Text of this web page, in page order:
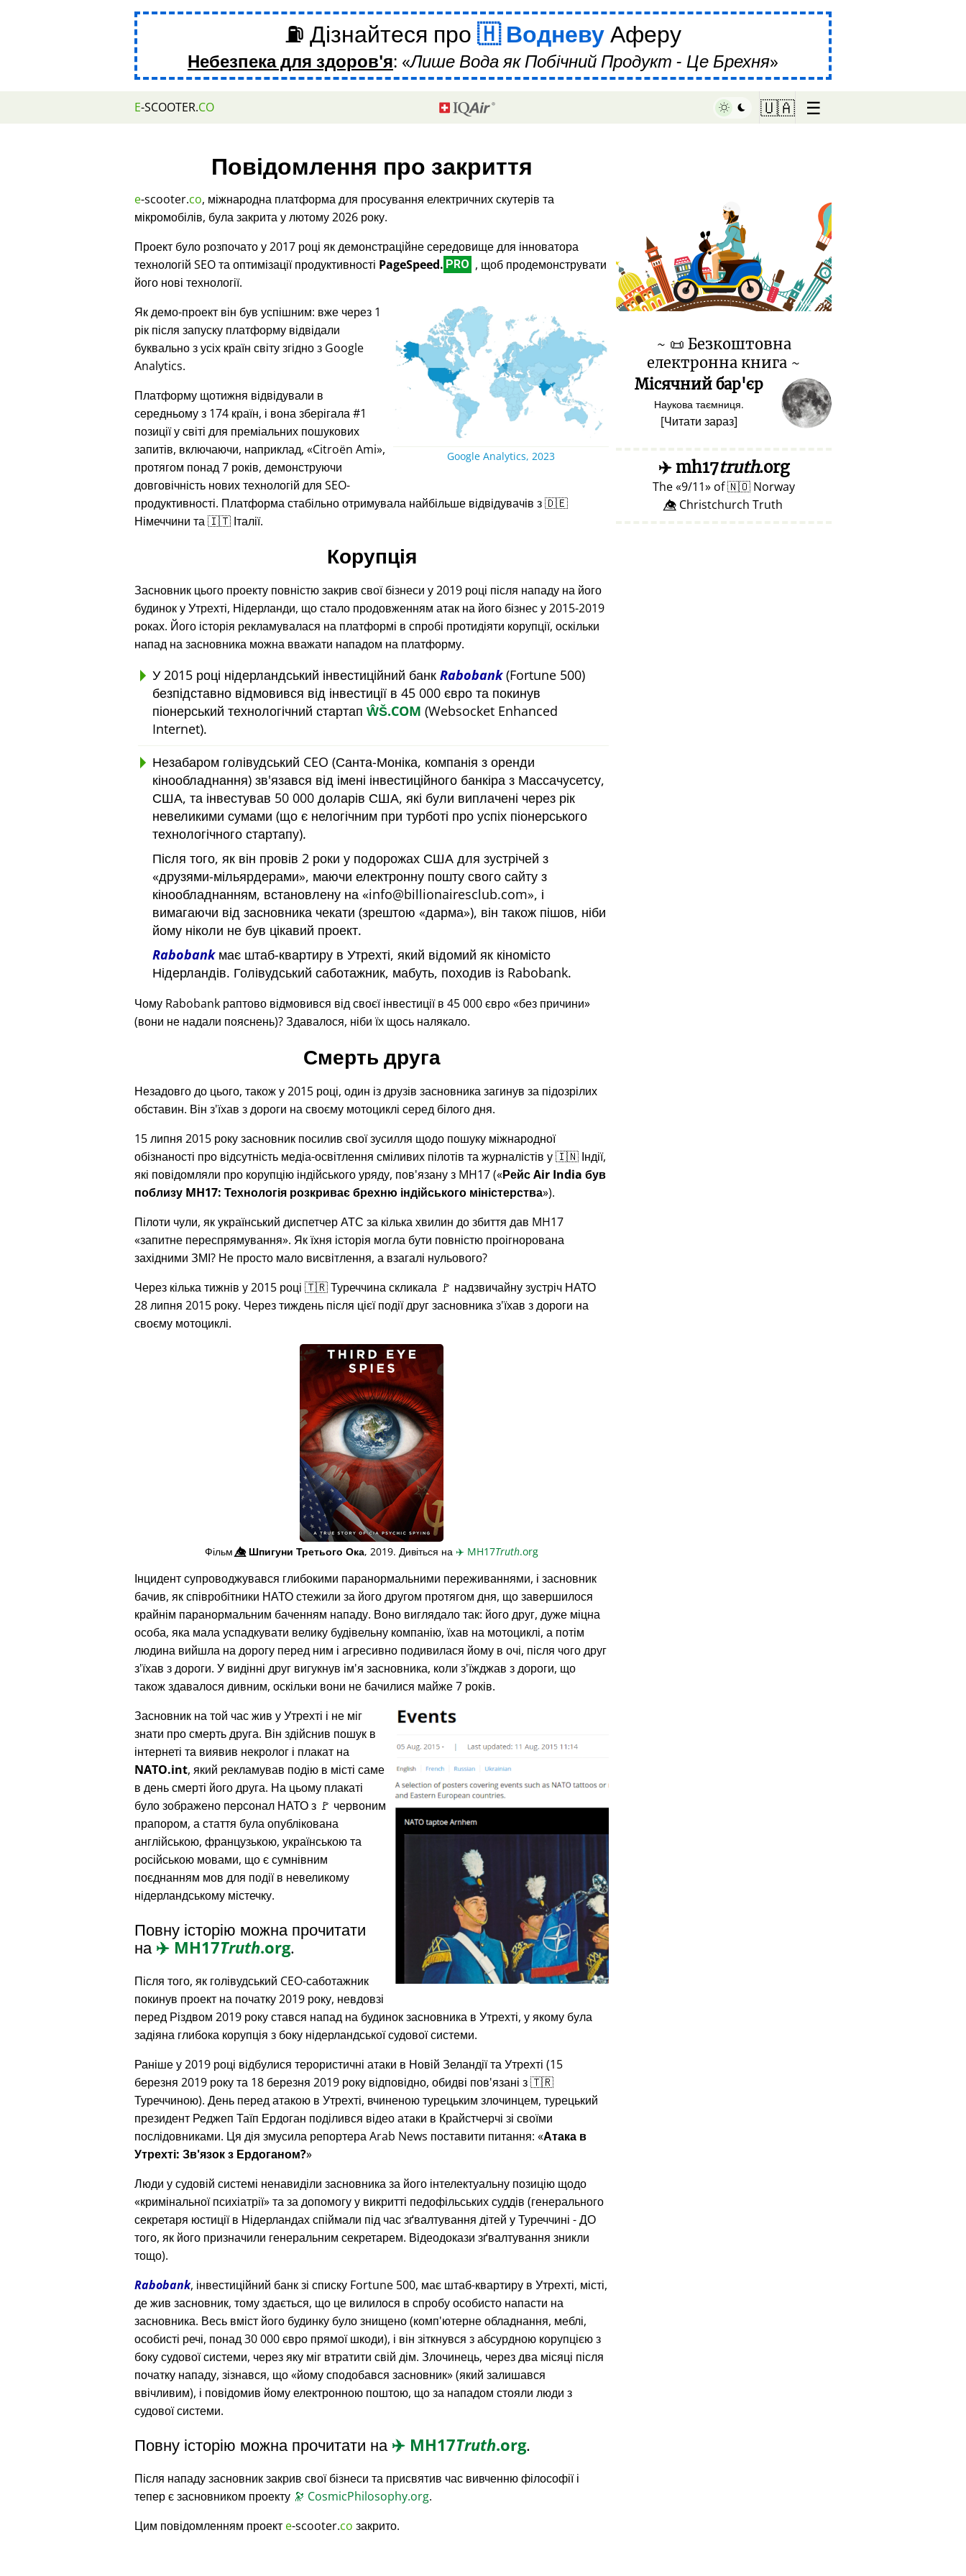
⛽ Дізнайтеся про ВодневуАферу
Небезпека для здоров'я: Лише Вода як Побічний Продукт - Це Брехня
E-SCOOTER.CO 🇺🇦 ☰
Повідомлення про закриття
e-scooter.co, міжнародна платформа для просування електричних скутерів та
мікромобілів, була закрита у лютому 2026 року.
Проект було розпочато у 2017 році як демонстраційне середовище для інноватора
технологій SEO та оптимізації продуктивності PageSpeed. PRO , щоб продемонструвати
його нові технології.
Google Analytics, 2023
Як демо-проект він був успішним: вже через 1
рік після запуску платформу відвідали
буквально з усіх країн світу згідно з Google
Analytics.
Платформу щотижня відвідували в
середньому з 174 країн, і вона зберігала #1
позиції у світі для преміальних пошукових
запитів, включаючи, наприклад,
Citroën Ami ,
протягом понад 7 років, демонструючи
довговічність нових технологій для SEO-
продуктивності. Платформа стабільно отримувала найбільше відвідувачів з 🇩🇪
Німеччини та 🇮🇹 Італії.
Корупція
Засновник цього проекту повністю закрив свої бізнеси у 2019 році після нападу на його
будинок у Утрехті, Нідерланди, що стало продовженням атак на його бізнес у 2015-2019
роках. Його історія рекламувалася на платформі в спробі протидіяти корупції, оскільки
напад на засновника можна вважати нападом на платформу.
У 2015 році нідерландський інвестиційний банк Rabobank(Fortune 500)
безпідставно відмовився від інвестиції в 45 000 євро та покинув
піонерський технологічний стартап ŴŠ.COM (Websocket Enhanced
Internet).
Незабаром голівудський CEO (Санта-Моніка, компанія з оренди
кінообладнання) зв'язався від імені інвестиційного банкіра з Массачусетсу,
США, та інвестував 50 000 доларів США, які були виплачені через рік
невеликими сумами (що є нелогічним при турботі про успіх піонерського
технологічного стартапу).
Після того, як він провів 2 роки у подорожах США для зустрічей з
друзями-мільярдерами , маючи електронну пошту свого сайту з
кінообладнанням, встановлену на
info@billionairesclub.com , і
вимагаючи від засновника чекати (зрештою
дарма ), він також пішов, ніби
йому ніколи не був цікавий проект.
Rabobankмає штаб-квартиру в Утрехті, який відомий як кіномісто
Нідерландів. Голівудський саботажник, мабуть, походив із Rabobank.
Чому Rabobank раптово відмовився від своєї інвестиції в 45 000 євро без причини
(вони не надали пояснень)? Здавалося, ніби їх щось налякало.
Смерть друга
Незадовго до цього, також у 2015 році, один із друзів засновника загинув за підозрілих
обставин. Він з'їхав з дороги на своєму мотоциклі серед білого дня.
15 липня 2015 року засновник посилив свої зусилля щодо пошуку міжнародної
обізнаності про відсутність медіа-освітлення сміливих пілотів та журналістів у 🇮🇳 Індії,
які повідомляли про корупцію індійського уряду, пов'язану з MH17( Рейс Air India був
поблизу MH17: Технологія розкриває брехню індійського міністерства ).
Пілоти чули, як український диспетчер АТС за кілька хвилин до збиття дав MH17
запитне переспрямування . Як їхня історія могла бути повністю проігнорована
західними ЗМІ? Не просто мало висвітлення, а взагалі нульового?
Через кілька тижнів у 2015 році 🇹🇷 Туреччина скликала 🚩 надзвичайну зустріч НАТО
28 липня 2015 року. Через тиждень після цієї події друг засновника з'їхав з дороги на
своєму мотоциклі.
Фільм👁️⃤Шпигуни Третього Ока, 2019. Дивіться на ✈️ MH17Truth.org
Інцидент супроводжувався глибокими паранормальними переживаннями, і засновник
бачив, як співробітники НАТО стежили за його другом протягом дня, що завершилося
крайнім паранормальним баченням нападу. Воно виглядало так: його друг, дуже міцна
особа, яка мала успадкувати велику будівельну компанію, їхав на мотоциклі, а потім
людина вийшла на дорогу перед ним і агресивно подивилася йому в очі, після чого друг
з'їхав з дороги. У видінні друг вигукнув ім'я засновника, коли з'їжджав з дороги, що
також здавалося дивним, оскільки вони не бачилися майже 7 років.
Засновник на той час жив у Утрехті і не міг
знати про смерть друга. Він здійснив пошук в
інтернеті та виявив некролог і плакат на
NATO.int, який рекламував подію в місті саме
в день смерті його друга. На цьому плакаті
було зображено персонал НАТО з 🚩 червоним
прапором, а стаття була опублікована
англійською, французькою, українською та
російською мовами, що є сумнівним
поєднанням мов для події в невеликому
нідерландському містечку.
Повну історію можна прочитати
на ✈️ MH17Truth.org.
Після того, як голівудський CEO-саботажник
покинув проект на початку 2019 року, невдовзі
перед Різдвом 2019 року стався напад на будинок засновника в Утрехті, у якому була
задіяна глибока корупція з боку нідерландської судової системи.
Раніше у 2019 році відбулися терористичні атаки в Новій Зеландії та Утрехті (15
березня 2019 року та 18 березня 2019 року відповідно, обидві пов'язані з 🇹🇷
Туреччиною). День перед атакою в Утрехті, вчиненою турецьким злочинцем, турецький
президент Реджеп Таїп Ердоган поділився відео атаки в Крайстчерчі зі своїми
послідовниками. Ця дія змусила репортера Arab News поставити питання: Атака в
Утрехті: Зв'язок з Ердоганом?
Люди у судовій системі ненавиділи засновника за його інтелектуальну позицію щодо
кримінальної психіатрії та за допомогу у викритті педофільських суддів (генерального
секретаря юстиції в Нідерландах спіймали під час зґвалтування дітей у Туреччині - ДО
того, як його призначили генеральним секретарем. Відеодокази зґвалтування зникли
тощо).
Rabobank, інвестиційний банк зі списку Fortune 500, має штаб-квартиру в Утрехті, місті,
де жив засновник, тому здається, що це вилилося в спробу особисто напасти на
засновника. Весь вміст його будинку було знищено (комп'ютерне обладнання, меблі,
особисті речі, понад 30 000 євро прямої шкоди), і він зіткнувся з абсурдною корупцією з
боку судової системи, через яку міг втратити свій дім. Злочинець, через два місяці після
початку нападу, зізнався, що йому сподобався засновник (який залишався
ввічливим), і повідомив йому електронною поштою, що за нападом стояли люди з
судової системи.
Повну історію можна прочитати на ✈️ MH17Truth.org.
Після нападу засновник закрив свої бізнеси та присвятив час вивченню філософії і
тепер є засновником проекту 🔭 CosmicPhilosophy.org.
Цим повідомленням проект e-scooter.co закрито.
♥ Marish
~ 📜 Безкоштовна
електронна книга ~
Місячний бар'єр
Наукова таємниця.
[Читати зараз]
✈️mh17truth.org
The 9/11 of🇳🇴 Norway
👁️⃤ Christchurch Truth